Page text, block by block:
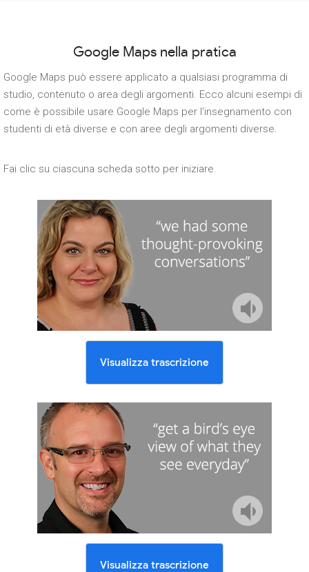
Google Maps nella pratica
Google Maps può essere applicato a qualsiasi programma di
studio, contenuto o area degli argomenti. Ecco alcuni esempi di
come è possibile usare Google Maps per l'insegnamento con
studenti di età diverse e con aree degli argomenti diverse.
Fai clic su ciascuna scheda sotto per iniziare.
Visualizza trascrizione
Visualizza trascrizione